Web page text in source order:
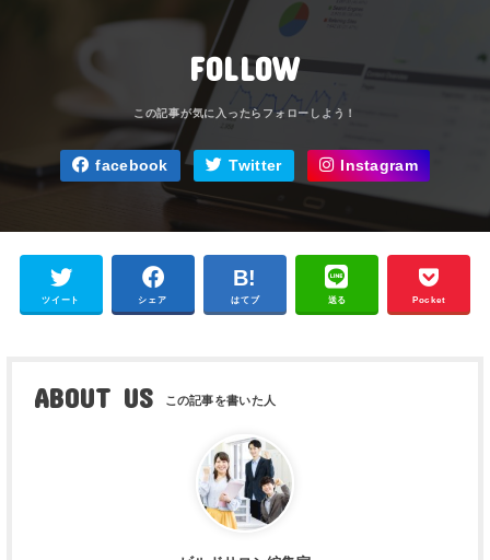
FOLLOW
facebook Twitter Instagram
ツイート シェア はてブ 送る Pocket
ABOUT US